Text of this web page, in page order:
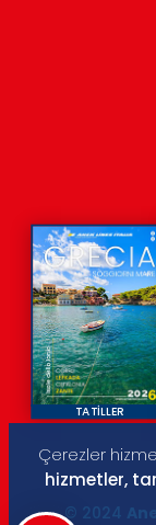
TATİLLER
© 2024
Çerezler
hizmetler,